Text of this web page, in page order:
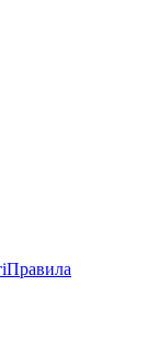
Правила